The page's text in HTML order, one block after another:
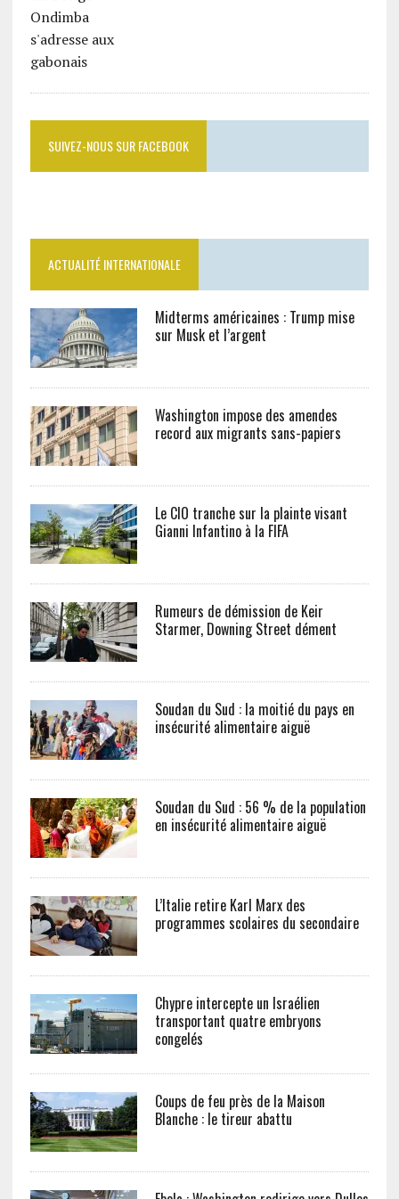
SUIVEZ-NOUS SUR FACEBOOK
ACTUALITÉ INTERNATIONALE
Midterms américaines : Trump mise
sur Musk et l’argent
Washington impose des amendes
record aux migrants sans-papiers
Le CIO tranche sur la plainte visant
Gianni Infantino à la FIFA
Rumeurs de démission de Keir
Starmer, Downing Street dément
Soudan du Sud : la moitié du pays en
insécurité alimentaire aiguë
Soudan du Sud : 56 % de la population
en insécurité alimentaire aiguë
L’Italie retire Karl Marx des
programmes scolaires du secondaire
Chypre intercepte un Israélien
transportant quatre embryons
congelés
Coups de feu près de la Maison
Blanche : le tireur abattu